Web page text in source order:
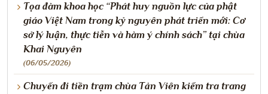
Tọa đàm khoa học “Phát huy nguồn lực của phật
giáo Việt Nam trong kỷ nguyên phát triển mới: Cơ
sở lý luận, thực tiễn và hàm ý chính sách” tại chùa
Khai Nguyên
(06/05/2026)
Chuyến đi tiền trạm chùa Tản Viên kiểm tra trang